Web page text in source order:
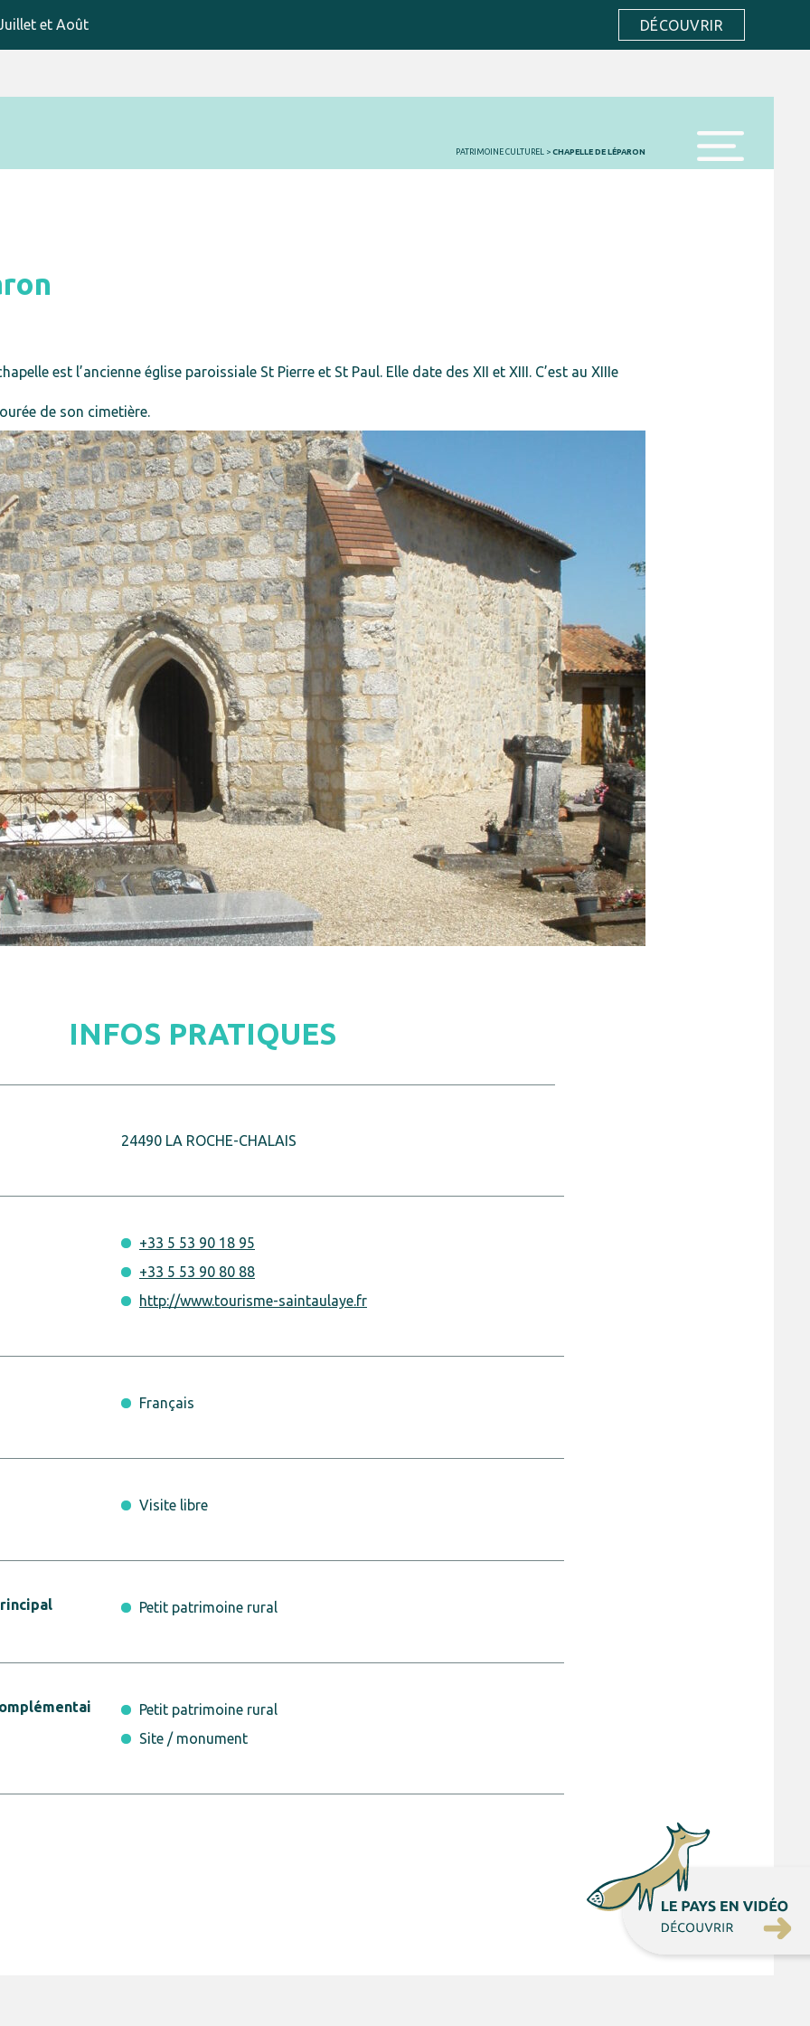
et Août DÉCOUVRIR
PATRIMOINE CULTUREL > CHAPELLE DE LÉPARON
est l’ancienne église paroissiale St Pierre et St Paul. Elle date des XII et XIII. C’est au XIIIe
de son cimetière.
INFOS PRATIQUES
24490 LA ROCHE-CHALAIS
+33 5 53 90 18 95
+33 5 53 90 80 88
http://www.tourisme-saintaulaye.fr
Français
Visite libre
Petit patrimoine rural
Petit patrimoine rural
Site / monument